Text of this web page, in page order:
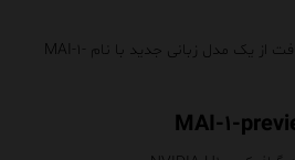
در کنار مدل صوتی، مایکروسافت از یک مدل زبانی جدید با نام MAI-۱-